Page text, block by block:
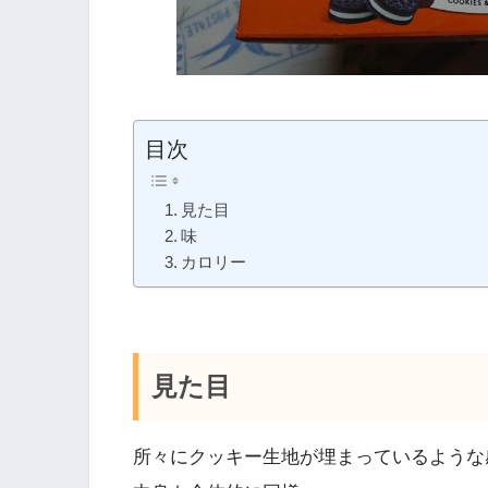
目次
見た目
味
カロリー
見た目
所々にクッキー生地が埋まっているよう